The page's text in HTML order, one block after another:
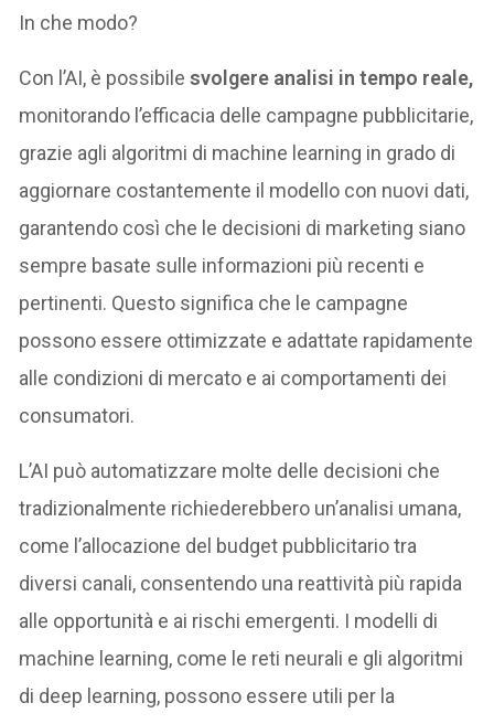
In che modo?
Con l’AI, è possibilesvolgere analisi in tempo reale,
monitorando l’efficacia delle campagne pubblicitarie,
grazie agli algoritmi di machine learning in grado di
aggiornare costantemente il modello con nuovi dati,
garantendo così che le decisioni di marketing siano
sempre basate sulle informazioni più recenti e
pertinenti. Questo significa che le campagne
possono essere ottimizzate e adattate rapidamente
alle condizioni di mercato e ai comportamenti dei
consumatori.
L’AI può automatizzare molte delle decisioni che
tradizionalmente richiederebbero un’analisi umana,
come l’allocazione del budget pubblicitario tra
diversi canali, consentendo una reattività più rapida
alle opportunità e ai rischi emergenti. I modelli di
machine learning, come le reti neurali e gli algoritmi
di deep learning, possono essere utili per la